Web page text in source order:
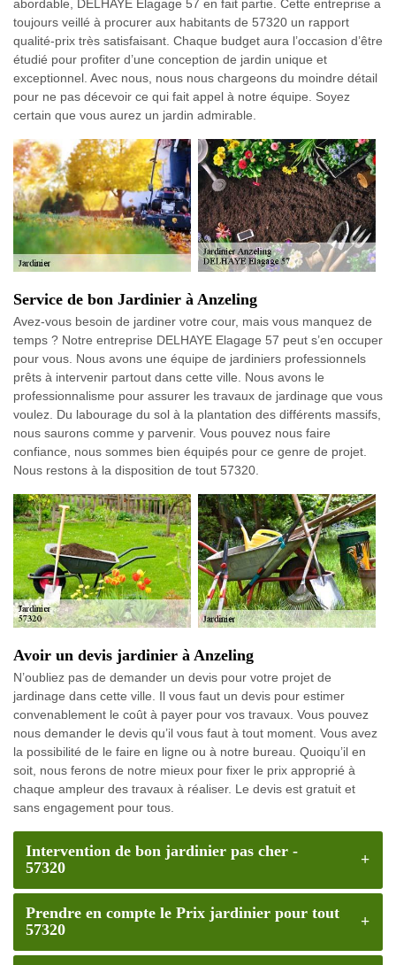
abordable, DELHAYE Elagage 57 en fait partie. Cette entreprise a
toujours veillé à procurer aux habitants de 57320 un rapport
qualité-prix très satisfaisant. Chaque budget aura l’occasion d’être
étudié pour profiter d’une conception de jardin unique et
exceptionnel. Avec nous, nous nous chargeons du moindre détail
pour ne pas décevoir ce qui fait appel à notre équipe. Soyez
certain que vous aurez un jardin admirable.
Service de bon Jardinier à Anzeling
Avez-vous besoin de jardiner votre cour, mais vous manquez de
temps ? Notre entreprise DELHAYE Elagage 57 peut s’en occuper
pour vous. Nous avons une équipe de jardiniers professionnels
prêts à intervenir partout dans cette ville. Nous avons le
professionnalisme pour assurer les travaux de jardinage que vous
voulez. Du labourage du sol à la plantation des différents massifs,
nous saurons comme y parvenir. Vous pouvez nous faire
confiance, nous sommes bien équipés pour ce genre de projet.
Nous restons à la disposition de tout 57320.
Avoir un devis jardinier à Anzeling
N’oubliez pas de demander un devis pour votre projet de
jardinage dans cette ville. Il vous faut un devis pour estimer
convenablement le coût à payer pour vos travaux. Vous pouvez
nous demander le devis qu’il vous faut à tout moment. Vous avez
la possibilité de le faire en ligne ou à notre bureau. Quoiqu’il en
soit, nous ferons de notre mieux pour fixer le prix approprié à
chaque ampleur des travaux à réaliser. Le devis est gratuit et
sans engagement pour tous.
Intervention de bon jardinier pas cher -
57320
Prendre en compte le Prix jardinier pour tout
57320